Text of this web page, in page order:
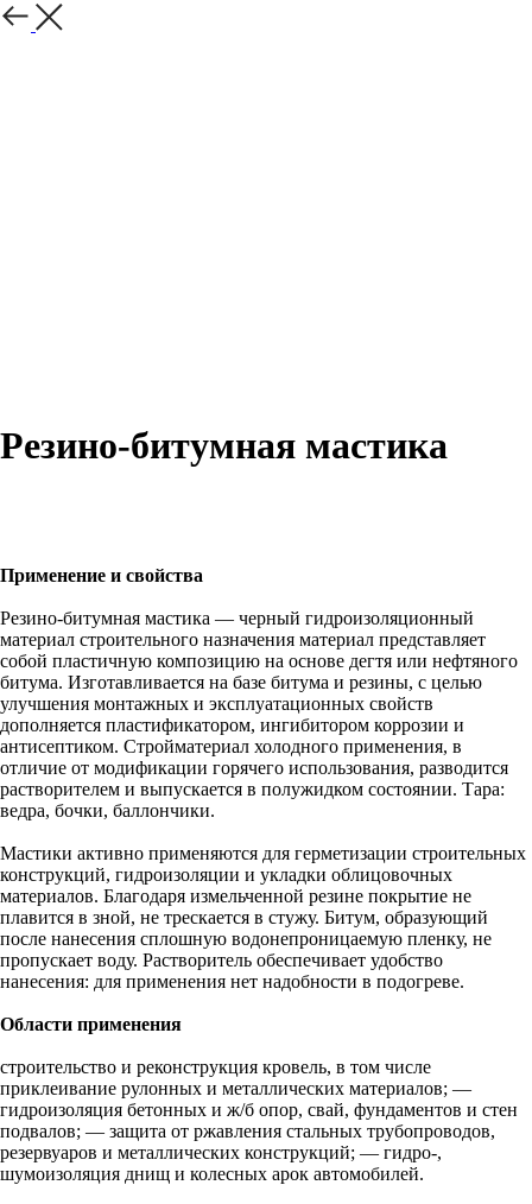
Резино-битумная мастика
Применение и свойства
Резино-битумная мастика — черный гидроизоляционный
материал строительного назначения материал представляет
собой пластичную композицию на основе дегтя или нефтяного
битума. Изготавливается на базе битума и резины, с целью
улучшения монтажных и эксплуатационных свойств
дополняется пластификатором, ингибитором коррозии и
антисептиком. Стройматериал холодного применения, в
отличие от модификации горячего использования, разводится
растворителем и выпускается в полужидком состоянии. Тара:
ведра, бочки, баллончики.
Мастики активно применяются для герметизации строительных
конструкций, гидроизоляции и укладки облицовочных
материалов. Благодаря измельченной резине покрытие не
плавится в зной, не трескается в стужу. Битум, образующий
после нанесения сплошную водонепроницаемую пленку, не
пропускает воду. Растворитель обеспечивает удобство
нанесения: для применения нет надобности в подогреве.
Области применения
строительство и реконструкция кровель, в том числе
приклеивание рулонных и металлических материалов; —
гидроизоляция бетонных и ж/б опор, свай, фундаментов и стен
подвалов; — защита от ржавления стальных трубопроводов,
резервуаров и металлических конструкций; — гидро-,
шумоизоляция днищ и колесных арок автомобилей.